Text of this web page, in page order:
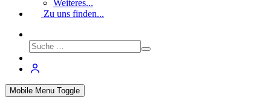
Weiteres...
Zu uns finden...
Mobile Menu Toggle